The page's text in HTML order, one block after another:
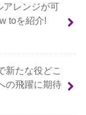
アレンジが可
toを紹介!
新たな役どこ
の飛躍に期待